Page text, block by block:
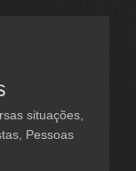
situações,
Pessoas